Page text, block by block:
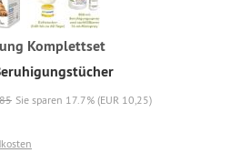
Komplettset
Sie sparen 17.7% (EUR 10,25)